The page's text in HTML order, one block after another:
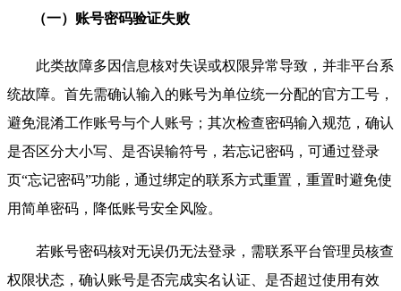
（一）账号密码验证失败
此类故障多因信息核对失误或权限异常导致，并非平台系
统故障。首先需确认输入的账号为单位统一分配的官方工号，
避免混淆工作账号与个人账号；其次检查密码输入规范，确认
是否区分大小写、是否误输符号，若忘记密码，可通过登录
页“忘记密码”功能，通过绑定的联系方式重置，重置时避免使
用简单密码，降低账号安全风险。
若账号密码核对无误仍无法登录，需联系平台管理员核查
权限状态，确认账号是否完成实名认证、是否超过使用有效